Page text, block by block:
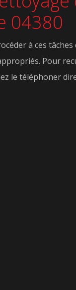
04380
à ces tâches
Pour
le téléphoner